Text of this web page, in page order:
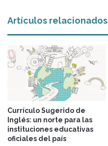
Artículos relacionados
Currículo Sugerido de
Inglés: un norte para las
instituciones educativas
oficiales del país